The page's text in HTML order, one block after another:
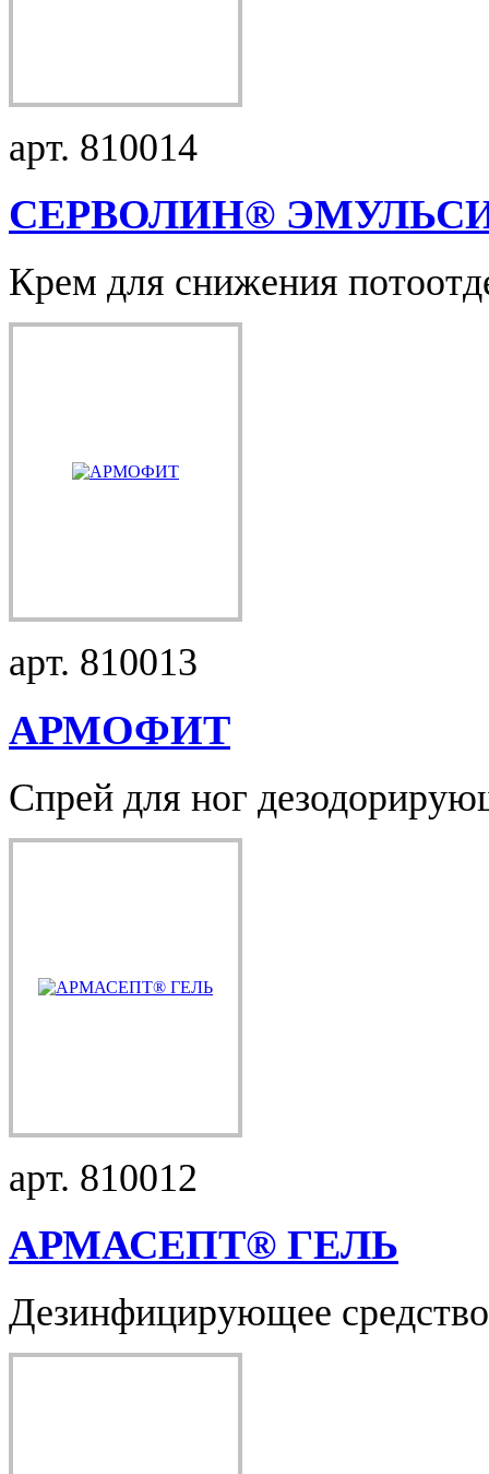
арт. 810014
СЕРВОЛИН®
Крем для снижения
арт. 810013
АРМОФИТ
Спрей для ног
арт. 810012
АРМАСЕПТ® ГЕЛЬ
Дезинфицирующее